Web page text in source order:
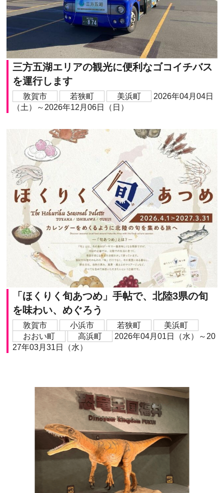
三方五湖エリアの観光に便利なゴコイチバス
を運行します
敦賀市 若狭町 美浜町
2026年04月04日
（土）～2026年12月06日（日）
「ほくりく旬あつめ」手帖で、北陸3県の旬
を味わい、めぐろう
敦賀市 小浜市 若狭町
美浜町
おおい町
高浜町
2026年04月01日（水）～20
27年03月31日（水）